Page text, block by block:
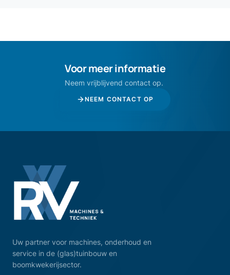
Voor meer informatie
Neem vrijblijvend contact op.
NEEM CONTACT OP
Uw partner voor machines, onderhoud en
service in de (glas)tuinbouw en
boomkwekerijsector.